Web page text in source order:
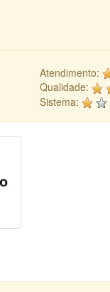
Atendimento:
Qualidade:
Sistema: